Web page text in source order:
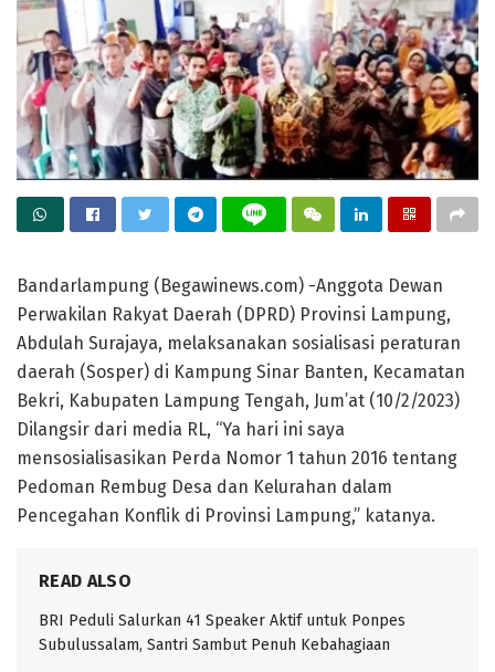
Bandarlampung (Begawinews.com) -Anggota Dewan
Perwakilan Rakyat Daerah (DPRD) Provinsi Lampung,
Abdulah Surajaya, melaksanakan sosialisasi peraturan
daerah (Sosper) di Kampung Sinar Banten, Kecamatan
Bekri, Kabupaten Lampung Tengah, Jum’at (10/2/2023)
Dilangsir dari media RL, “Ya hari ini saya
mensosialisasikan Perda Nomor 1 tahun 2016 tentang
Pedoman Rembug Desa dan Kelurahan dalam
Pencegahan Konflik di Provinsi Lampung,” katanya.
READ ALSO
BRI Peduli Salurkan 41 Speaker Aktif untuk Ponpes
Subulussalam, Santri Sambut Penuh Kebahagiaan